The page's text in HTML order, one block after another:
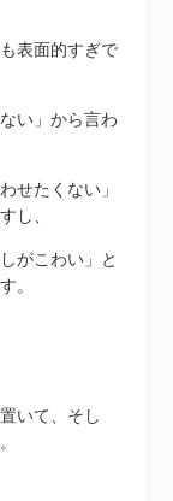
表面的すぎで
い」から言わ
せたくない」
し、
がこわい」と
。
いて、そし